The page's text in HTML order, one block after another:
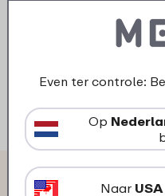
Bekijk
Wat
Even ter controle:
Op
Naar